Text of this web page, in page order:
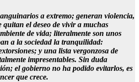
a extremo; generan violencia,
quitan el deseo de vivir a muchas
de vida; literalmente son unos
a la sociedad la tranquilidad:
y una lista vergonzosa de
impresentables. Sin duda
el gobierno no ha podido evitarlos, es
que crece.